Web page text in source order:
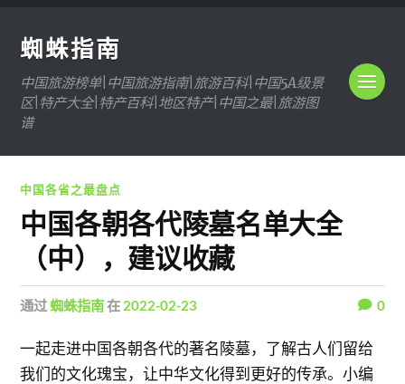
蜘蛛指南
中国旅游榜单|中国旅游指南|旅游百科|中国5A级景
区|特产大全|特产百科|地区特产|中国之最|旅游图
谱
中国各省之最盘点
中国各朝各代陵墓名单大全
（中），建议收藏
通过蜘蛛指南在 2022-02-23 0
一起走进中国各朝各代的著名陵墓，了解古人们留给
我们的文化瑰宝，让中华文化得到更好的传承。小编